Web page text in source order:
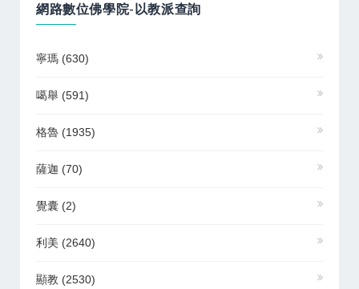
網路數位佛學院-以教派查詢
寧瑪 (630)
噶舉 (591)
格魯 (1935)
薩迦 (70)
覺囊 (2)
利美 (2640)
顯教 (2530)